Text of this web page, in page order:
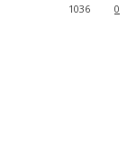
0
1036